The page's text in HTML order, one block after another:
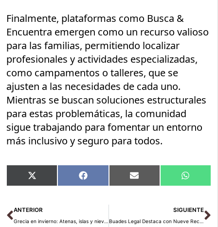
Finalmente, plataformas como Busca &
Encuentra emergen como un recurso valioso
para las familias, permitiendo localizar
profesionales y actividades especializadas,
como campamentos o talleres, que se
ajusten a las necesidades de cada uno.
Mientras se buscan soluciones estructurales
para estas problemáticas, la comunidad
sigue trabajando para fomentar un entorno
más inclusivo y seguro para todos.
Compartir
en
X
(Twitter)
Compartir
en
Facebook Compartir
en
Email
en
Ant
ANTERIOR
Grecia en invierno: Atenas, islas y nieve sobre la Acrópolis
SIGUIENTE
Buades Legal Destaca con Nueve Reconocimientos en el Ranking Best Law Firms – España 2027